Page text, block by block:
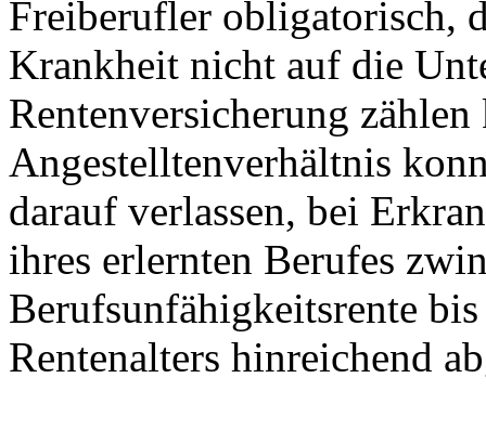
Freiberufler obligatorisch,
Krankheit nicht auf die
Rentenversicherung
Angestelltenverhältnis
darauf verlassen, bei
ihres erlernten Berufes
Berufsunfähigkeitsrente
Rentenalters hinreichend